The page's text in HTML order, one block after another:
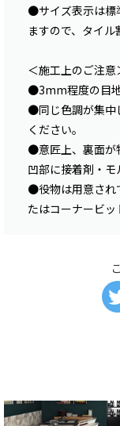
●サイズ表示は標
ますので、タイル
＜施工上のご注意
●3mm程度の目地
●同じ色調が集中
ください。
●意匠上、裏面が
凹部に接着剤・モ
●役物は用意され
たはコーナービッ